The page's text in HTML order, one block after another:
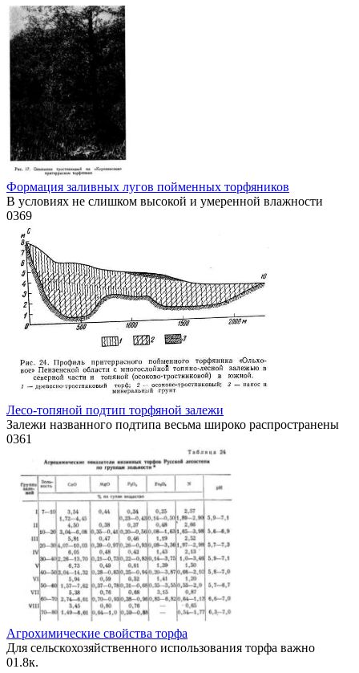
Формация заливных лугов пойменных торфяников
В условиях не слишком высокой и умеренной влажности
0369
Лесо-топяной подтип торфяной залежи
Залежи названного подтипа весьма широко распространены
0361
Агрохимические свойства торфа
Для сельскохозяйственного использования торфа важно
01.8к.